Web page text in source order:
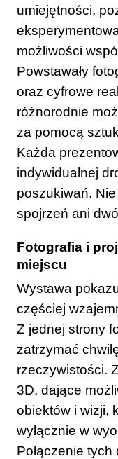
umiejętności,
możliwości
Powstawały
oraz cyfrowe
różnorodnie
za pomocą
Każda
indywidualnej
poszukiwań.
spojrzeń ani
Fotografia i
miejscu
Wystawa
częściej
Z jednej strony
zatrzymać
rzeczywistości.
3D, dające
obiektów i wizji,
wyłącznie w
Połączenie